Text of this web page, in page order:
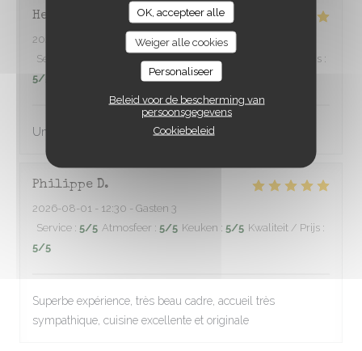
OK, accepteer alle
Weiger alle cookies
Personaliseer
Beleid voor de bescherming van
persoonsgegevens
Cookiebeleid
Herve
2026-08-01
- 13:00 - Gasten 3
Service
Atmosfeer: 4/5 Keuken: Kwaliteit / Prijs :
5/5
Un excellent rapport qualité prix prix et service sympa
Philippe D
2026-08-01 - 12:30 - Gasten 3
Service : 5/5 Atmosfeer : 5/5 Keuken : 5/5 Kwaliteit / Prijs :
5/5
Superbe expérience, très beau cadre, accueil très
sympathique, cuisine excellente et originale